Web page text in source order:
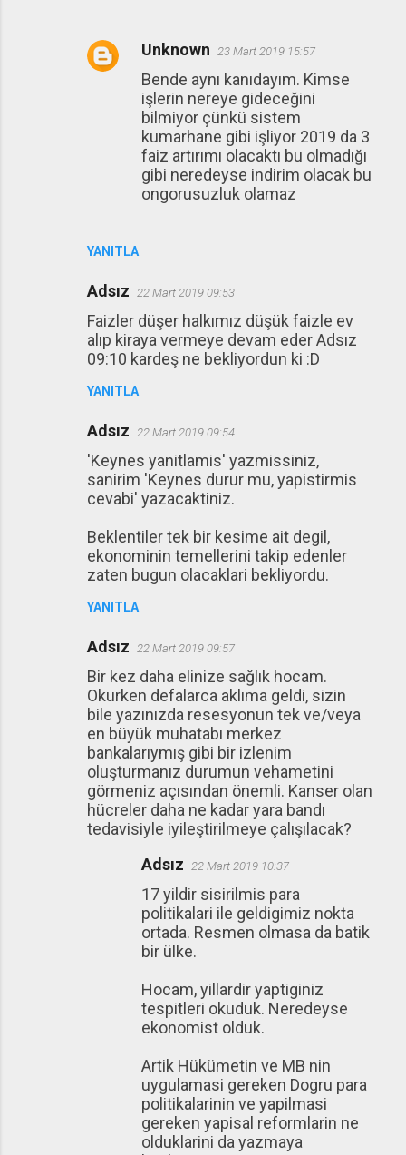
YANITLA
Unknown 23 Mart 2019 15:57
Bende aynı kanıdayım. Kimse
işlerin nereye gideceğini
bilmiyor çünkü sistem
kumarhane gibi işliyor 2019 da 3
faiz artırımı olacaktı bu olmadığı
gibi neredeyse indirim olacak bu
ongorusuzluk olamaz
Adsız 22 Mart 2019 09:53
Faizler düşer halkımız düşük faizle ev
alıp kiraya vermeye devam eder Adsız
09:10 kardeş ne bekliyordun ki :D
YANITLA
Adsız 22 Mart 2019 09:54
'Keynes yanitlamis' yazmissiniz,
sanirim 'Keynes durur mu, yapistirmis
cevabi' yazacaktiniz.
Beklentiler tek bir kesime ait degil,
ekonominin temellerini takip edenler
zaten bugun olacaklari bekliyordu.
YANITLA
Adsız 22 Mart 2019 09:57
Bir kez daha elinize sağlık hocam.
Okurken defalarca aklıma geldi, sizin
bile yazınızda resesyonun tek ve/veya
en büyük muhatabı merkez
bankalarıymış gibi bir izlenim
oluşturmanız durumun vehametini
görmeniz açısından önemli. Kanser olan
hücreler daha ne kadar yara bandı
tedavisiyle iyileştirilmeye çalışılacak?
Adsız 22 Mart 2019 10:37
17 yildir sisirilmis para
politikalari ile geldigimiz nokta
ortada. Resmen olmasa da batik
bir ülke.
Hocam, yillardir yaptiginiz
tespitleri okuduk. Neredeyse
ekonomist olduk.
Artik Hükümetin ve MB nin
uygulamasi gereken Dogru para
politikalarinin ve yapilmasi
gereken yapisal reformlarin ne
olduklarini da yazmaya